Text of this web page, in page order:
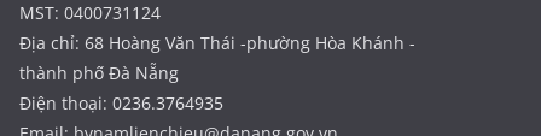
MST: 0400731124
Địa chỉ: 68 Hoàng Văn Thái -phường Hòa Khánh -
thành phố Đà Nẵng
Điện thoại: 0236.3764935